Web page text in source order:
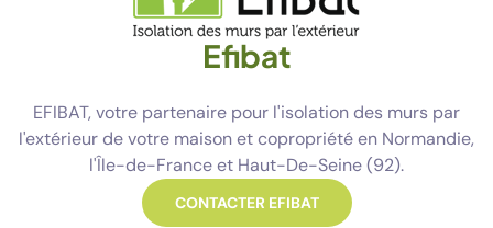
Efibat
EFIBAT, votre partenaire pour l'isolation des murs par
l'extérieur de votre maison et copropriété en Normandie,
l'Île-de-France et Haut-De-Seine (92).
CONTACTER EFIBAT